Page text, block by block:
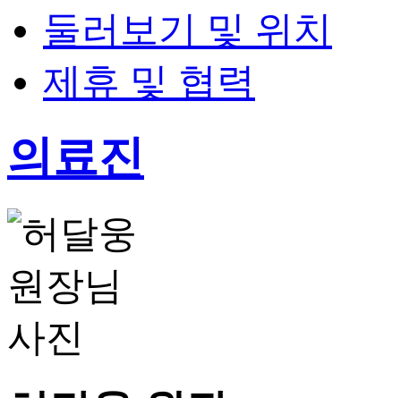
둘러보기 및 위치
제휴 및 협력
의료진